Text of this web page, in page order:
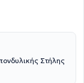
Στήλης